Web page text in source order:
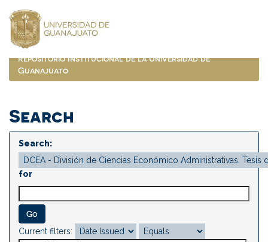
navigation
Repositorio Institucional de la Universidad de
Guanajuato
Search
Search:
for
Current filters: